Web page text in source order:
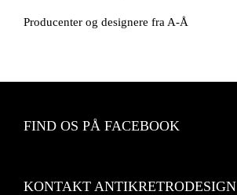
Producenter og designere fra A-Å
FIND OS PÅ FACEBOOK
KONTAKT ANTIKRETRODESIGN